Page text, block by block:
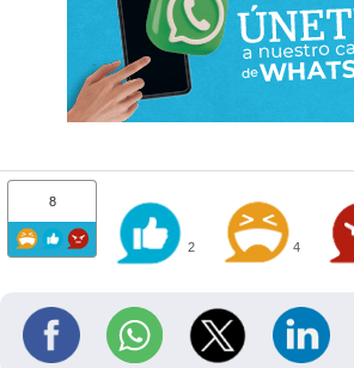
8
2 4